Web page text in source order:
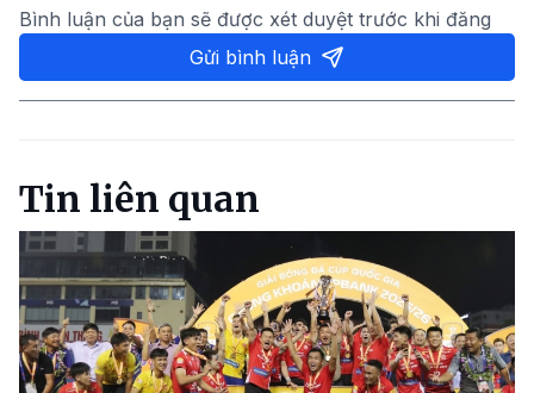
Bình luận của bạn sẽ được xét duyệt trước khi đăng
Gửi bình luận
Tin liên quan